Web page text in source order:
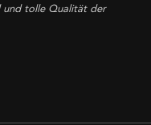
und tolle Qualität der